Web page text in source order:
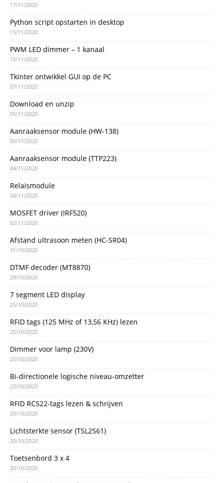
17/11/2020
Python script opstarten in desktop
15/11/2020
PWM LED dimmer – 1 kanaal
15/11/2020
Tkinter ontwikkel GUI op de PC
07/11/2020
Download en unzip
05/11/2020
Aanraaksensor module (HW-138)
05/11/2020
Aanraaksensor module (TTP223)
04/11/2020
Relaismodule
04/11/2020
MOSFET driver (IRF520)
02/11/2020
Afstand ultrasoon meten (HC-SR04)
31/10/2020
DTMF decoder (MT8870)
29/10/2020
7 segment LED display
25/10/2020
RFID tags (125 MHz of 13,56 KHz) lezen
25/10/2020
Dimmer voor lamp (230V)
25/10/2020
Bi-directionele logische niveau-omzetter
23/10/2020
RFID RC522-tags lezen & schrijven
20/10/2020
Lichtsterkte sensor (TSL2561)
20/10/2020
Toetsenbord 3 x 4
20/10/2020